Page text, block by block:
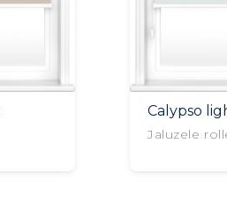
Calypso
Jaluzele